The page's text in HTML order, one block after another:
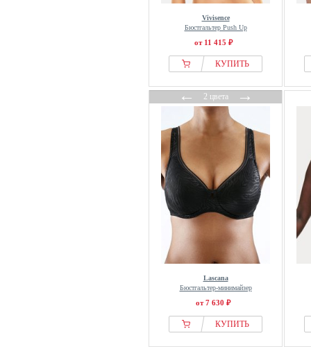
Vivisence
Бюстгальтер Push Up
от 11 415 ₽
КУПИТЬ
←2 цвета→
Lascana
Бюстгальтер-минимайзер
от 7 630 ₽
КУПИТЬ